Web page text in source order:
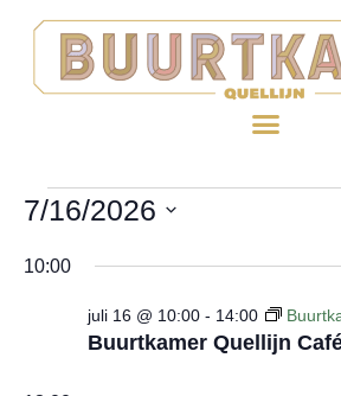
7/16/2026
een
10:00
Buurtkamer Quellijn
juli 16 @ 10:00- 14:00